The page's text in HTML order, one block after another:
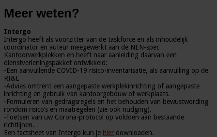
Meer weten?
Intergo
Intergo heeft als voorzitter van de taskforce en als inhoudelijk
coördinator en auteur meegewerkt aan de NEN-spec
Kantoorwerkplekken en heeft naar aanleiding daarvan een
dienstverleningspakket ontwikkeld:
-Een aanvullende COVID-19 risico-inventarisatie, als aanvulling op de
RI&E
-Advies omtrent een aangepaste werkplekinrichting of aangepaste
inrichting en gebruik van kantoorgebouw of werkplaats.
-Formuleren van gedragsregels en het behouden van bewustwording
rondom risico’s en maatregelen (zie ook nudging).
-Toetsen van uw Corona-protocol op voldoen aan bestaande
richtlijnen.
Een factsheet van Intergo kun je hier downloaden.